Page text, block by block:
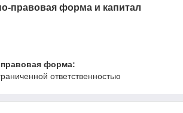
правовая форма и капитал
форма:
ответственностью